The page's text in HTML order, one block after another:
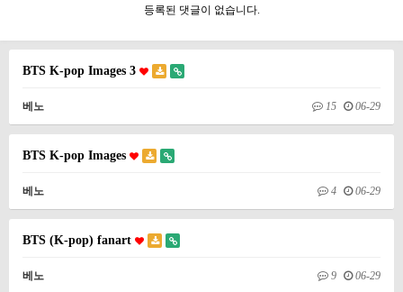
등록된 댓글이 없습니다.
BTS K-pop Images 3
베노 15 06-29
BTS K-pop Images
베노 4 06-29
BTS (K-pop) fanart
베노 9 06-29